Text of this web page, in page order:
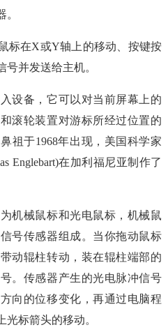
标在X或Y轴上的移动、按键按
并发送给主机。
设备，它可以对当前屏幕上的
滚轮装置对游标所经过位置的
祖于1968年出现，美国科学家
Englebart)在加利福尼亚制作了
机械鼠标和光电鼠标，机械鼠
号传感器组成。当你拖动鼠标
动辊柱转动，装在辊柱端部的
。传感器产生的光电脉冲信号
向的位移变化，再通过电脑程
标箭头的移动。